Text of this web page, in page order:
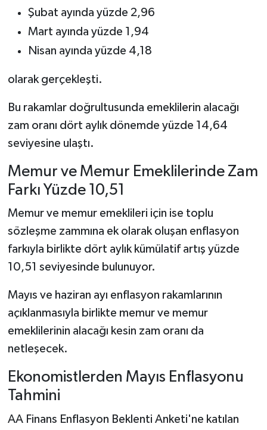
Şubat ayında yüzde 2,96
Mart ayında yüzde 1,94
Nisan ayında yüzde 4,18
olarak gerçekleşti.
Bu rakamlar doğrultusunda emeklilerin alacağı
zam oranı dört aylık dönemde yüzde 14,64
seviyesine ulaştı.
Memur ve Memur Emeklilerinde Zam
Farkı Yüzde 10,51
Memur ve memur emeklileri için ise toplu
sözleşme zammına ek olarak oluşan enflasyon
farkıyla birlikte dört aylık kümülatif artış yüzde
10,51 seviyesinde bulunuyor.
Mayıs ve haziran ayı enflasyon rakamlarının
açıklanmasıyla birlikte memur ve memur
emeklilerinin alacağı kesin zam oranı da
netleşecek.
Ekonomistlerden Mayıs Enflasyonu
Tahmini
AA Finans Enflasyon Beklenti Anketi'ne katılan